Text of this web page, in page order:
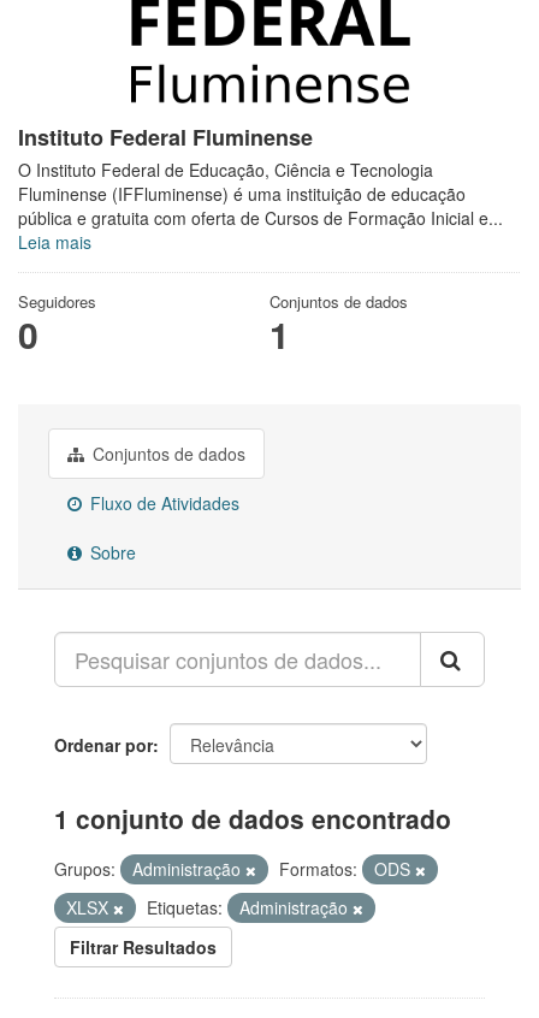
Instituto Federal Fluminense
O Instituto Federal de Educação, Ciência e Tecnologia
Fluminense (IFFluminense) é uma instituição de educação
pública e gratuita com oferta de Cursos de Formação Inicial e...
Leia mais
Seguidores
0
Conjuntos de dados
1
Conjuntos de dados
Fluxo de Atividades
Sobre
Ordenar por
1 conjunto de dados encontrado
Grupos: Administração Formatos:
ODS
XLSX
Etiquetas:
Administração
Filtrar Resultados